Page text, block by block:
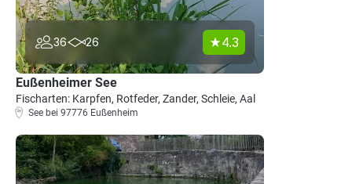
36 26 4.3
Eußenheimer See
Fischarten: Karpfen, Rotfeder, Zander, Schleie, Aal
See bei 97776 Eußenheim